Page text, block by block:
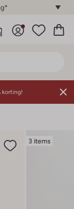
korting!
3 items